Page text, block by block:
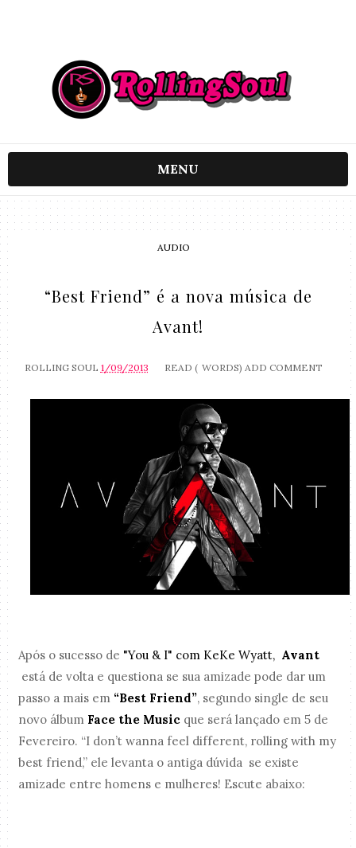
MENU
AUDIO
“Best Friend” é a nova música de
Avant!
ROLLING SOUL 1/09/2013 READ ( WORDS) ADD COMMENT
Após o sucesso de "You & I" com KeKe Wyatt, Avant
está de volta e questiona se sua amizade pode dar um
passo a mais em “Best Friend”, segundo single de seu
novo álbum Face the Music que será lançado em 5 de
Fevereiro. “I don’t wanna feel different, rolling with my
best friend,” ele levanta o antiga dúvida se existe
amizade entre homens e mulheres! Escute abaixo: